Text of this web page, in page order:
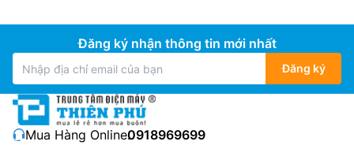
Đăng ký nhận thông tin mới nhất
Đăng ký
Mua Hàng Online:0918969699